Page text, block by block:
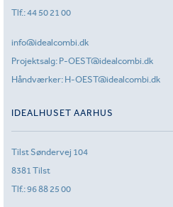
Tlf.:44 50 21 00
info@idealcombi.dk
Projektsalg: P-OEST@idealcombi.dk
Håndværker: H-OEST@idealcombi.dk
IDEALHUSET AARHUS
Tilst Søndervej 104
8381 Tilst
Tlf.:96 88 25 00